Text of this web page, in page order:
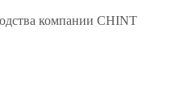
компании CHINT